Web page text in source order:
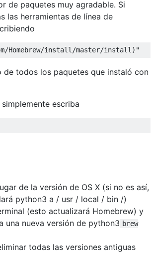
de paquetes muy agradable. Si
las herramientas de línea de
Homebrew/install/master/install)"
todos los paquetes que instaló con
escriba
de la versión de OS X (si no es así,
python3 a / usr / local / bin /)
(esto actualizará Homebrew) y
una nueva versión de python3 brew
todas las versiones antiguas